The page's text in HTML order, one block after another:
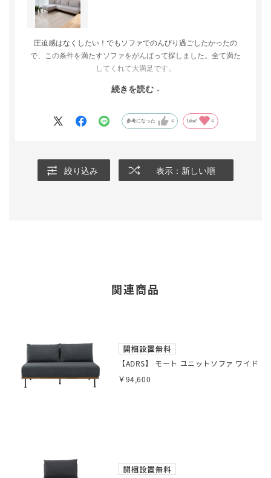
圧迫感はなくしたい！でもソファでのんびり過ごしたかったの
で、この条件を満たすソファをがんばって探しました。全て満た
してくれて大満足です。
・座面が広い
・薄いグレー
・カバーが洗える
対応も丁寧で、無料で搬入組み立てもしていただけてとっても助
かりました。
続きを読む
参考になった 4 Like! 4
絞り込み 表示：新しい順
関連商品
【ADRS】 モート ユニットソファ ワイド
￥94,600